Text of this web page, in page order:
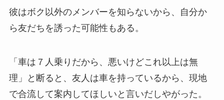
彼はボク以外のメンバーを知らないから、自分か
ら友だちを誘った可能性もある。
「車は７人乗りだから、悪いけどこれ以上は無
理」と断ると、友人は車を持っているから、現地
で合流して案内してほしいと言いだしやがった。